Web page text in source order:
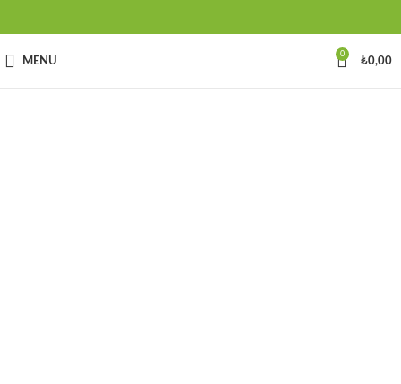
MENU
0
₺0,00